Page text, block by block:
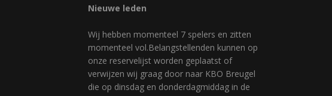
Nieuwe leden
Wij hebben momenteel 7 spelers en zitten
momenteel vol.Belangstellenden kunnen op
onze reservelijst worden geplaatst of
verwijzen wij graag door naar KBO Breugel
die op dinsdag en donderdagmiddag in de